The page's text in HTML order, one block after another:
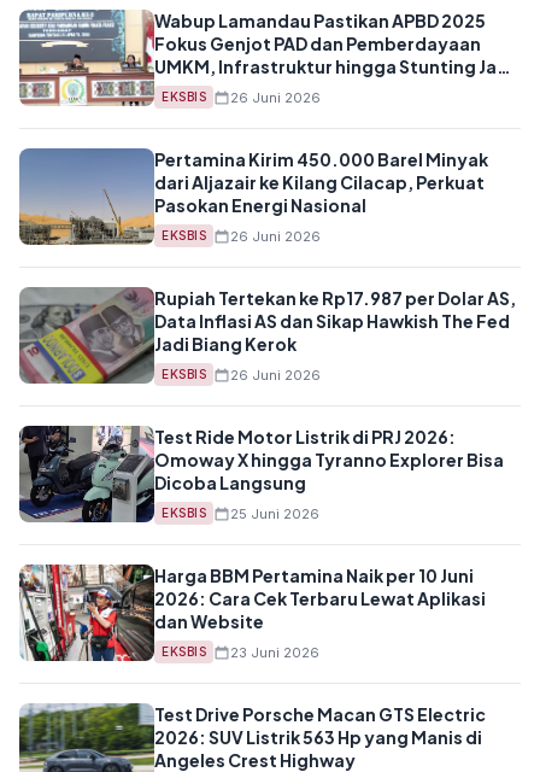
Wabup Lamandau Pastikan APBD 2025
Fokus Genjot PAD dan Pemberdayaan
UMKM, Infrastruktur hingga Stunting Jadi
Prioritas
EKSBIS 26 Juni 2026
Pertamina Kirim 450.000 Barel Minyak
dari Aljazair ke Kilang Cilacap, Perkuat
Pasokan Energi Nasional
EKSBIS 26 Juni 2026
Rupiah Tertekan ke Rp17.987 per Dolar AS,
Data Inflasi AS dan Sikap Hawkish The Fed
Jadi Biang Kerok
EKSBIS 26 Juni 2026
Test Ride Motor Listrik di PRJ 2026:
Omoway X hingga Tyranno Explorer Bisa
Dicoba Langsung
EKSBIS 25 Juni 2026
Harga BBM Pertamina Naik per 10 Juni
2026: Cara Cek Terbaru Lewat Aplikasi
dan Website
EKSBIS 23 Juni 2026
Test Drive Porsche Macan GTS Electric
2026: SUV Listrik 563 Hp yang Manis di
Angeles Crest Highway